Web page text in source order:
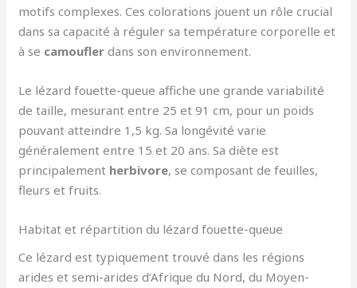
motifs complexes. Ces colorations jouent un rôle crucial
dans sa capacité à réguler sa température corporelle et
à se camoufler dans son environnement.
Le lézard fouette-queue affiche une grande variabilité
de taille, mesurant entre 25 et 91 cm, pour un poids
pouvant atteindre 1,5 kg. Sa longévité varie
généralement entre 15 et 20 ans. Sa diète est
principalement herbivore, se composant de feuilles,
fleurs et fruits.
Habitat et répartition du lézard fouette-queue
Ce lézard est typiquement trouvé dans les régions
arides et semi-arides d’Afrique du Nord, du Moyen-